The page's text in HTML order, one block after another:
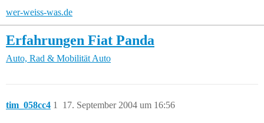
wer-weiss-was.de
Erfahrungen Fiat Panda
Auto, Rad & Mobilität Auto
tim_058cc4 17. September 2004 um 16:56
1